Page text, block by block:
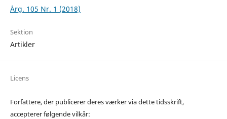
Årg. 105 Nr. 1 (2018)
Sektion
Artikler
Licens
Forfattere, der publicerer deres værker via dette tidsskrift,
accepterer følgende vilkår: